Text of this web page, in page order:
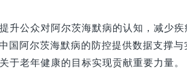
升公众对阿尔茨海默病的认知，减少
国阿尔茨海默病的防控提供数据支撑
于老年健康的目标实现贡献重要力量。